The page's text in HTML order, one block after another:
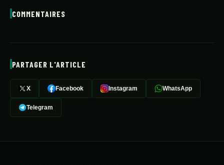
COMMENTAIRES
PARTAGER L'ARTICLE
X Facebook Instagram WhatsApp
Telegram